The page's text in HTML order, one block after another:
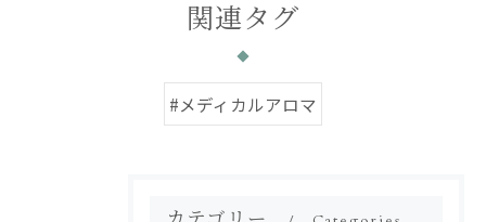
関連タグ
#メディカルアロマ